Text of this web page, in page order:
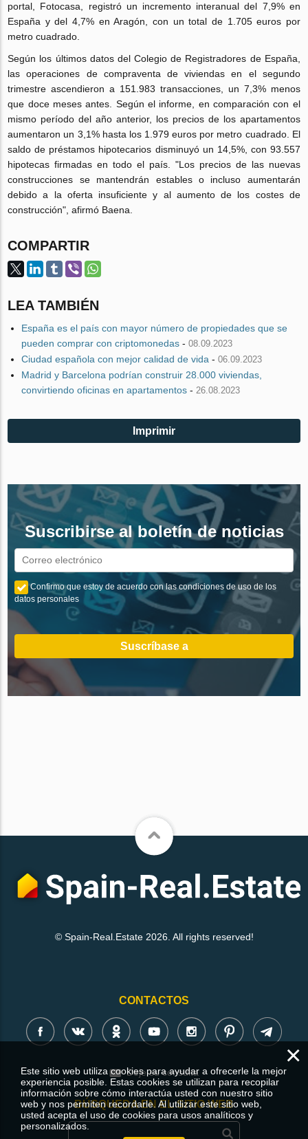
portal, Fotocasa, registró un incremento interanual del 7,9% en
España y del 4,7% en Aragón, con un total de 1.705 euros por
metro cuadrado.
Según los últimos datos del Colegio de Registradores de España,
las operaciones de compraventa de viviendas en el segundo
trimestre ascendieron a 151.983 transacciones, un 7,3% menos
que doce meses antes. Según el informe, en comparación con el
mismo período del año anterior, los precios de los apartamentos
aumentaron un 3,1% hasta los 1.979 euros por metro cuadrado. El
saldo de préstamos hipotecarios disminuyó un 14,5%, con 93.557
hipotecas firmadas en todo el país. "Los precios de las nuevas
construcciones se mantendrán estables o incluso aumentarán
debido a la oferta insuficiente y al aumento de los costes de
construcción", afirmó Baena.
COMPARTIR
LEA TAMBIÉN
España es el país con mayor número de propiedades que se
pueden comprar con criptomonedas -08.09.2023
Ciudad española con mejor calidad de vida -06.09.2023
Madrid y Barcelona podrían construir 28.000 viviendas,
convirtiendo oficinas en apartamentos - 26.08.2023
Imprimir
Suscribirse al boletín de noticias
Confirmo que estoy de acuerdo con las condiciones de uso de los
datos personales
Suscríbase a
© Spain-Real.Estate 2026. All rights reserved!
CONTACTOS
Deje su consulta
BÚSQUEDA EN EL SITIO WEB
×
Este sitio web utiliza cookies para ayudar a ofrecerle la mejor
experiencia posible. Estas cookies se utilizan para recopilar
información sobre cómo interactúa usted con nuestro sitio
web y nos permiten recordarle. Al utilizar este sitio web,
usted acepta el uso de cookies para usos analíticos y
personalizados.